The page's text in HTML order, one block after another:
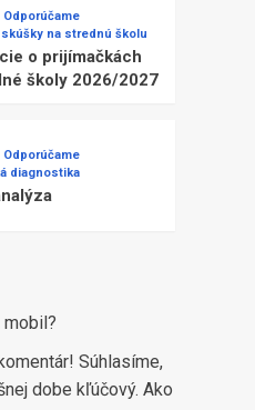
Odporúčame
na strednú školu
o prijímačkách
školy 2026/2027
Odporúčame
diagnostika
Súhlasíme,
dobe kľúčový. Ako